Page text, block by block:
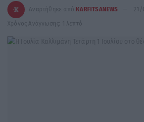
Αναρτήθηκε από KARFITSANEWS
Χρόνος Ανάγνωσης: 1 λεπτό